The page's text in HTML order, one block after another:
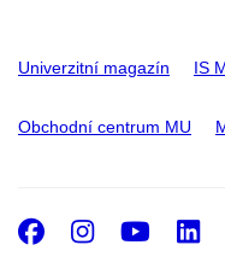
Univerzitní magazín IS
Obchodní centrum MU
Facebook